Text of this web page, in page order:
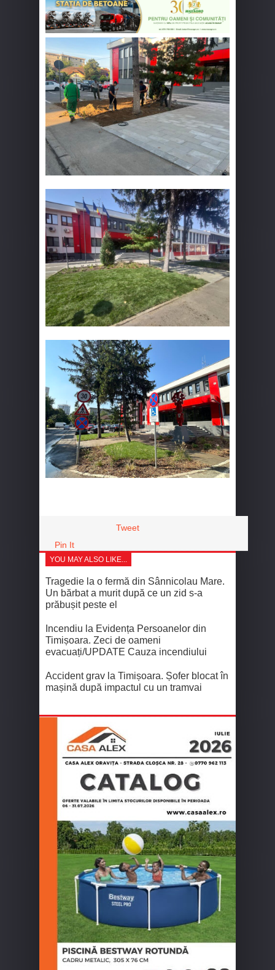
Tweet
Pin It
YOU MAY ALSO LIKE...
Tragedie la o fermă din Sânnicolau Mare.
Un bărbat a murit după ce un zid s-a
prăbușit peste el
Incendiu la Evidența Persoanelor din
Timișoara. Zeci de oameni
evacuați/UPDATE Cauza incendiului
Accident grav la Timișoara. Șofer blocat în
mașină după impactul cu un tramvai